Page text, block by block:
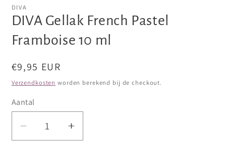
openen
in
modaal
DIVA
DIVA Gellak French Pastel
Framboise 10 ml
Normale
prijs
€9,95 EUR
Verzendkosten worden berekend bij de checkout.
Aantal
Aantal
Aantal